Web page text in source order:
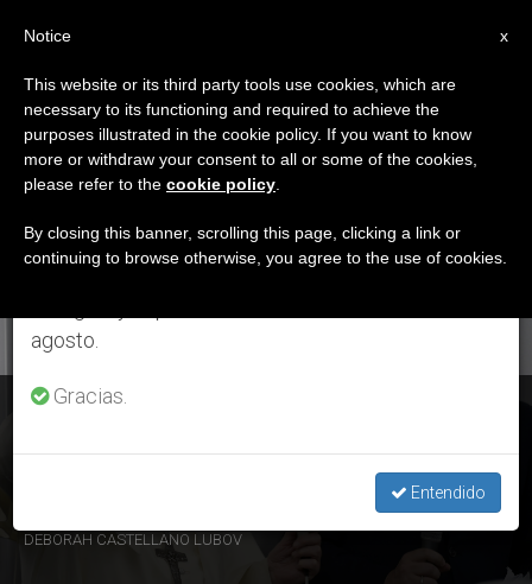
DÍA
Febrero 5th, 2019
ÚLTIMAS NOTICIAS
Francisco en el vuelo de Abu Dhabi a Roma: «Encontré
DEBORAH CASTELLANO LUBOV
×
Aviso importante
Del 27 de julio al 7 de agosto haremos la pausa
anual, aprovechando que en el periodo de verano
se generan menos informaciones y también el
agosto.
Gracias.
Entendido
x
Notice
This website or its third party tools use cookies, which are
necessary to its functioning and required to achieve the
purposes illustrated in the cookie policy. If you want to know
more or withdraw your consent to all or some of the cookies,
please refer to the cookie policy
By closing this banner, scrolling this page, clicking a link or
continuing to browse otherwise, you agree to the use of cookies.